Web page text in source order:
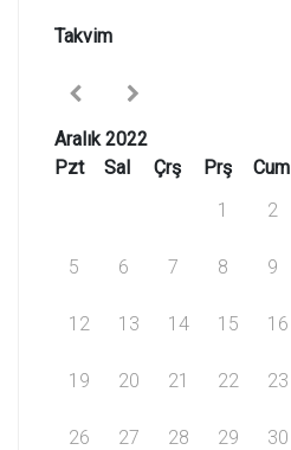
Takvim
Aralık 2022
Pzt
Sal Çrş Prş Cum
1
2
5 6 7 8 9
12 13 14 15 16
19 20 21 22 23
26 27 28 29 30